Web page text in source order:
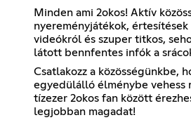
Minden ami 2okos! Aktív
nyereményjátékok, értesítések
videókról és szuper titkos,
látott bennfentes infók a
Csatlakozz a közösségünkbe,
egyedülálló élménybe vehess
tízezer 2okos fan között
legjobban magadat!